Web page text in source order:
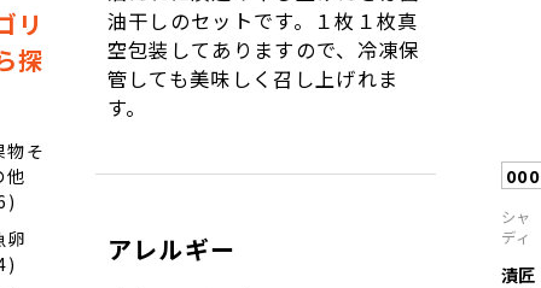
リ
探
物そ
他
卵
油干しのセットです。１枚１枚真
空包装してありますので、冷凍保
管しても美味しく召し上げれま
す。
アレルギー
１
（全
て骨
取り
切り
身）
シャ
ディ
漬匠